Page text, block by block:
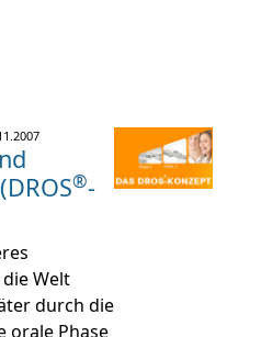
®-
Welt
durch die
orale Phase